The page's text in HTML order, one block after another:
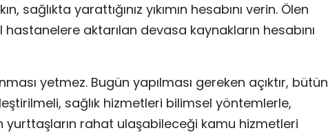
sağlıkta yarattığınız yıkımın hesabını verin. Ölen
hastanelere aktarılan devasa kaynakların hesabını
yetmez. Bugün yapılması gereken açıktır, bütün
sağlık hizmetleri bilimsel yöntemlerle,
rahat ulaşabileceği kamu hizmetleri